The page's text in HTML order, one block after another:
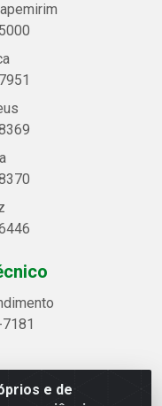
e de
Alegre, 2521 -